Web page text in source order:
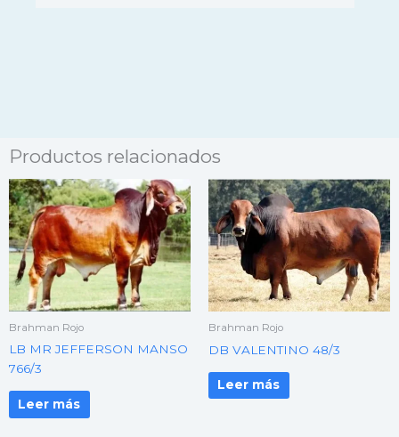
Productos relacionados
Brahman Rojo
LB MR JEFFERSON MANSO
766/3
Leer más
Brahman Rojo
DB VALENTINO 48/3
Leer más